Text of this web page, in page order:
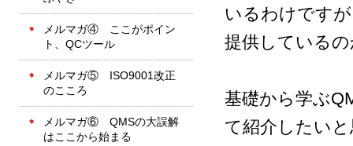
メルマガ④ ここがポイン
ト、QCツール
メルマガ⑤ ISO9001改正
のこころ
メルマガ⑥ QMSの大誤解
はここから始まる
いるわけです
提供している
基礎から学ぶ
て紹介したい